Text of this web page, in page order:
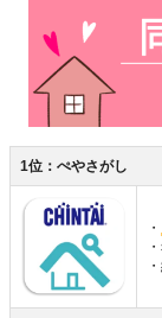
1位：ぺやさがし
・